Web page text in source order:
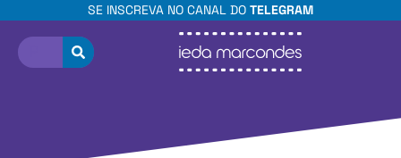
SE INSCREVA NO CANAL DO TELEGRAM